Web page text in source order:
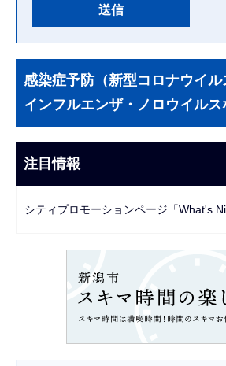
文
ま
で
ゲ
感染症予防（新型コロナウイル
インフルエンザ・ノロウイルス
注目情報
シティプロモーションページ「What's